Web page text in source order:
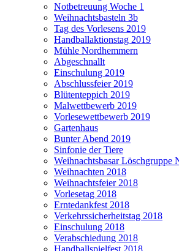
Notbetreuung Woche 1
Weihnachtsbasteln 3b
Tag des Vorlesens 2019
Handballaktionstag 2019
Mühle Nordhemmern
Abgeschnallt
Einschulung 2019
Abschlussfeier 2019
Blütenteppich 2019
Malwettbewerb 2019
Vorlesewettbewerb 2019
Gartenhaus
Bunter Abend 2019
Sinfonie der Tiere
Weihnachtsbasar Löschgruppe
Weihnachten 2018
Weihnachtsfeier 2018
Vorlesetag 2018
Erntedankfest 2018
Verkehrssicherheitstag 2018
Einschulung 2018
Verabschiedung 2018
Handballspielfest 2018